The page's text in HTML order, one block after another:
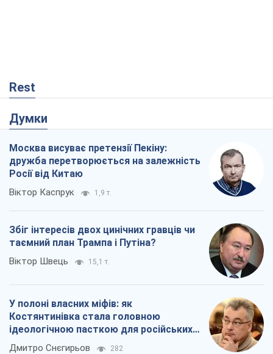
Rest
Думки
Москва висуває претензії Пекіну:
дружба перетворюється на залежність
Росії від Китаю
Віктор Каспрук 1,9 т.
Збіг інтересів двох цинічних гравців чи
таємний план Трампа і Путіна?
Віктор Швець 15,1 т.
У полоні власних міфів: як
Костянтинівка стала головною
ідеологічною пасткою для російських
окупантів
Дмитро Снєгирьов 282